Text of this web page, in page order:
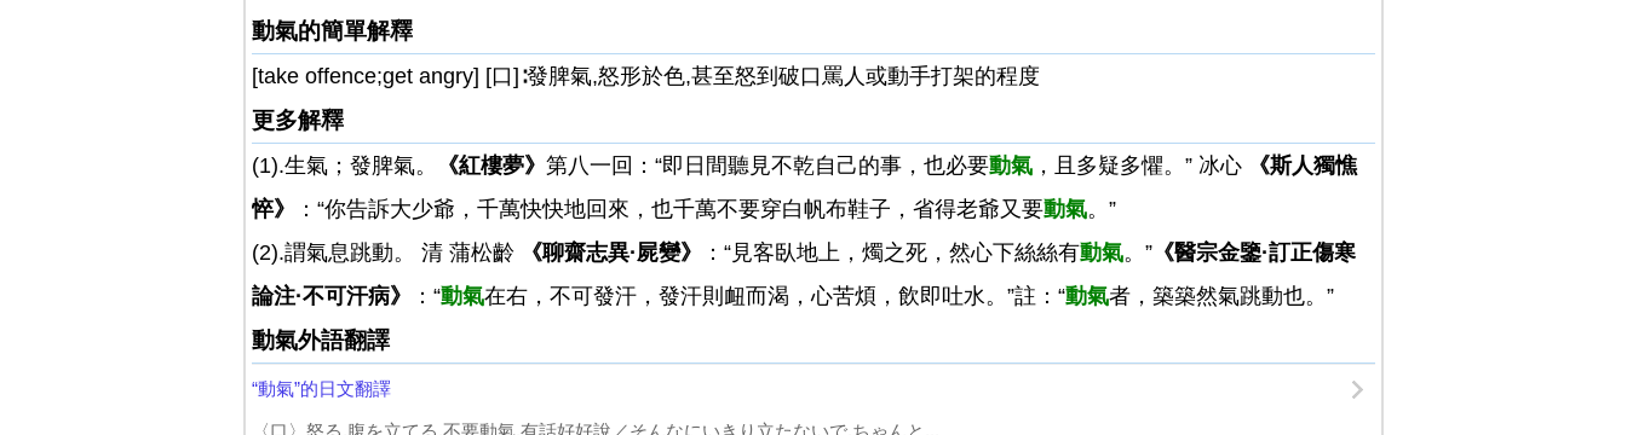
動氣的簡單解釋
[take offence;get angry] [口]∶發脾氣,怒形於色,甚至怒到破口罵人或動手打架的程度
更多解釋
(1).生氣；發脾氣。 《紅樓夢》 第八一回：“即日間聽見不乾自己的事，也必要動氣，且多疑多懼。” 冰心
《斯人獨憔
悴》
：“你告訴大少爺，千萬快快地回來，也千萬不要穿白帆布鞋子，省得老爺又要動氣。”
(2).謂氣息跳動。 清 蒲松齡
《聊齋志異·屍變》 ：“見客臥地上，燭之死，然心下絲絲有動氣。”《醫宗金鑒·訂正傷寒
論注·不可汗病》
：“動氣在右，不可發汗，發汗則衄而渴，心苦煩，飲即吐水。”註：“動氣者，築築然氣跳動也。”
動氣外語翻譯
“動氣”的日文翻譯
〈口〉怒る.腹を立てる.不要動氣,有話好好說／そんなにいきり立たないで,ちゃんと...